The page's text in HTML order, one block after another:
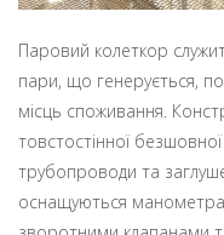
Паровий колеткор
пари, що генерується,
місць споживання.
товстостінної
трубопроводи та
оснащуються